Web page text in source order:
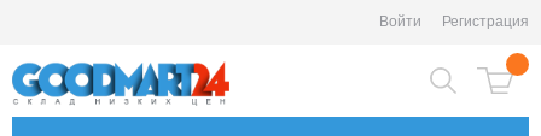
Войти Регистрация